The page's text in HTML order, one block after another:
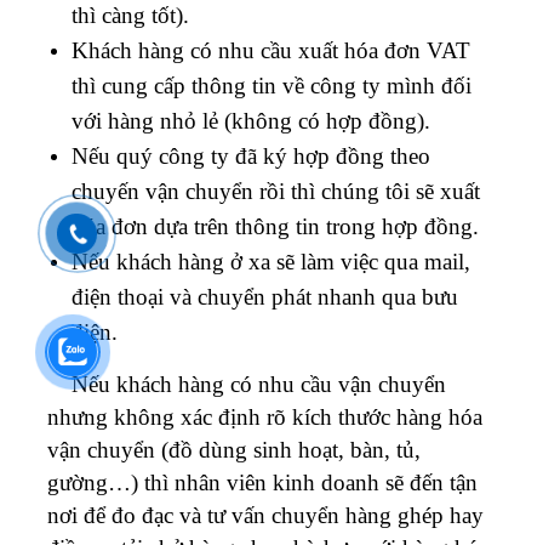
thì càng tốt).
Khách hàng có nhu cầu xuất hóa đơn VAT
thì cung cấp thông tin về công ty mình đối
với hàng nhỏ lẻ (không có hợp đồng).
Nếu quý công ty đã ký hợp đồng theo
chuyến vận chuyển rồi thì chúng tôi sẽ xuất
hóa đơn dựa trên thông tin trong hợp đồng.
Nếu khách hàng ở xa sẽ làm việc qua mail,
điện thoại và chuyển phát nhanh qua bưu
điện.
Nếu khách hàng có nhu cầu vận chuyển
nhưng không xác định rõ kích thước hàng hóa
vận chuyển (đồ dùng sinh hoạt, bàn, tủ,
gường…) thì nhân viên kinh doanh sẽ đến tận
nơi để đo đạc và tư vấn chuyển hàng ghép hay